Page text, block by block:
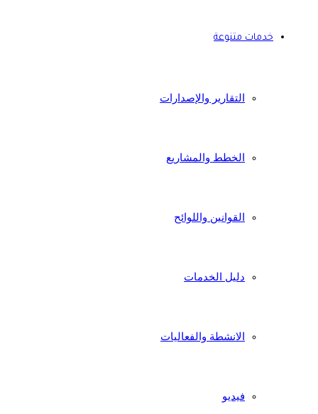
خدمات متنوعة
التقارير والإصدارات
الخطط والمشاريع
القوانين واللوائح
دليل الخدمات
الانشطة والفعاليات
فيديو